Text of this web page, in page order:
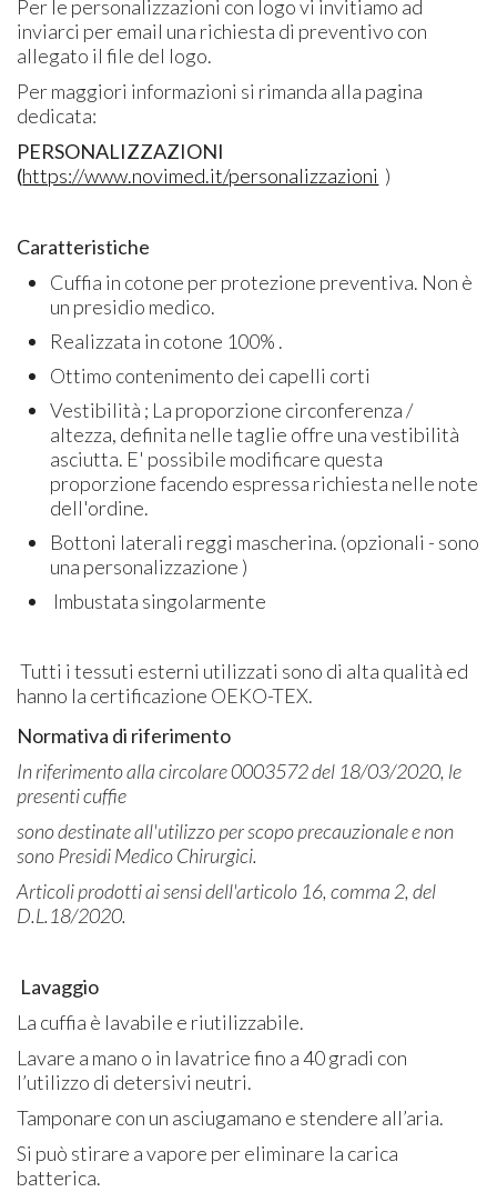
Per le personalizzazioni con logo vi invitiamo ad
inviarci per email una richiesta di preventivo con
allegato il file del logo.
Per maggiori informazioni si rimanda alla pagina
dedicata:
PERSONALIZZAZIONI
(https://www.novimed.it/personalizzazioni )
Caratteristiche
Cuffia in cotone per protezione preventiva. Non è
un presidio medico.
Realizzata in cotone 100% .
Ottimo contenimento dei capelli corti
Vestibilità ; La proporzione circonferenza /
altezza, definita nelle taglie offre una vestibilità
asciutta. E' possibile modificare questa
proporzione facendo espressa richiesta nelle note
dell'ordine.
Bottoni laterali reggi mascherina. (opzionali - sono
una personalizzazione )
Imbustata singolarmente
Tutti i tessuti esterni utilizzati sono di alta qualità ed
hanno la certificazione OEKO-TEX.
Normativa di riferimento
In riferimento alla circolare 0003572 del 18/03/2020, le
presenti cuffie
sono destinate all'utilizzo per scopo precauzionale e non
sono Presidi Medico Chirurgici.
Articoli prodotti ai sensi dell'articolo 16, comma 2, del
D.L.18/2020.
Lavaggio
La cuffia è lavabile e riutilizzabile.
Lavare a mano o in lavatrice fino a 40 gradi con
l’utilizzo di detersivi neutri.
Tamponare con un asciugamano e stendere all’aria.
Si può stirare a vapore per eliminare la carica
batterica.